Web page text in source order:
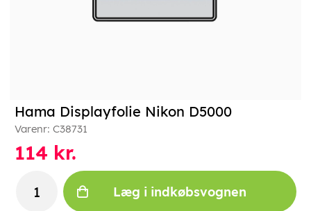
Hama Displayfolie Nikon D5000
Varenr: C38731
114 kr.
Læg i indkøbsvognen